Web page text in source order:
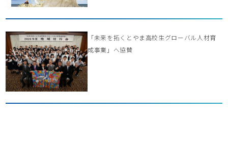
「未来を拓くとやま高校生グローバル人材育
成事業」へ協賛